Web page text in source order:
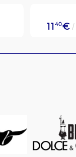
11 40€